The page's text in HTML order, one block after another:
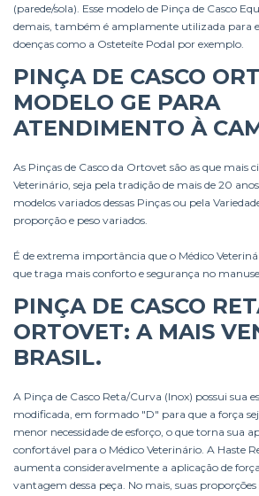
(parede/sola). Esse modelo de Pinça de Casco
demais, também é amplamente utilizada para
doenças como a Osteteíte Podal por exemplo.
PINÇA DE CASCO
MODELO GE PARA
ATENDIMENTO À
As Pinças de Casco da Ortovet são as que mais
Veterinário, seja pela tradição de mais de 20
modelos variados dessas Pinças ou pela
proporção e peso variados.
É de extrema importância que o Médico
que traga mais conforto e segurança no
PINÇA DE CASCO
ORTOVET: A MAIS
BRASIL.
A Pinça de Casco Reta/Curva (Inox) possui sua
modificada, em formado "D" para que a força
menor necessidade de esforço, o que torna sua
confortável para o Médico Veterinário. A Haste
aumenta consideravelmente a aplicação de
vantagem dessa peça. No mais, suas